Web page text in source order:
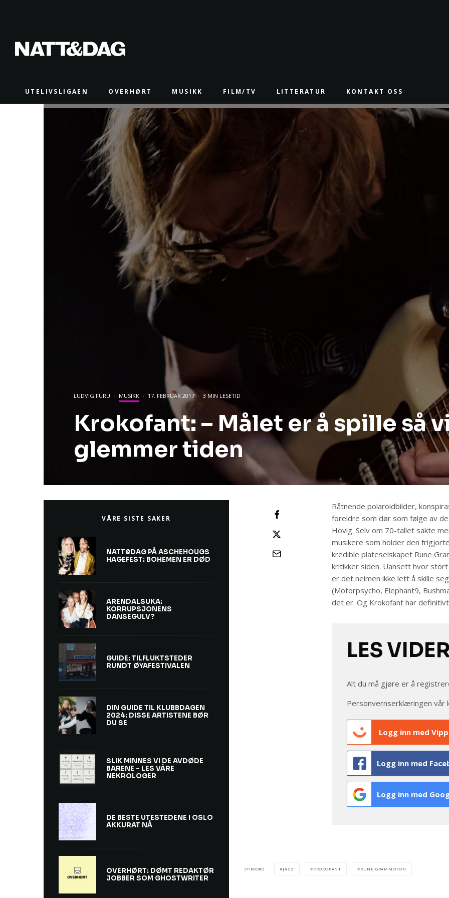
UTELIVSLIGAEN OVERHØRT MUSIKK FILM/TV LITTERATUR KONTAKT OSS
LUDVIG FURU · MUSIKK · 17. FEBRUAR 2017 · 3 MIN LESETID
Krokofant: – Målet er å spille så
glemmer tiden
Råtnende polaroidbilder,
foreldre som dør som følge av
Hovig. Selv om 70-tallet sakte
musikere som holder den
kredible plateselskapet Rune
kritikker siden. Uansett hvor
er det neimen ikke lett å skille
(Motorpsycho, Elephant9,
det er. Og Krokofant har
LES
Alt du må gjøre er å
Personvernserklæringen vår
Logg inn med
Logg inn med
Logg inn med
STIKKORD JAZZ KROKOFANT RUNE GRAMMOFON
VÅRE SISTE SAKER
NATT&DAG PÅ ASCHEHOUGS
HAGEFEST: BOHEMEN ER DØD
ARENDALSUKA:
KORRUPSJONENS
DANSEGULV?
GUIDE: TILFLUKTSTEDER
RUNDT ØYAFESTIVALEN
DIN GUIDE TIL KLUBBDAGEN
2024: DISSE ARTISTENE BØR
DU SE
SLIK MINNES VI DE AVDØDE
BARENE – LES VÅRE
NEKROLOGER
DE BESTE UTESTEDENE I OSLO
AKKURAT NÅ
OVERHØRT: DØMT REDAKTØR
JOBBER SOM GHOSTWRITER